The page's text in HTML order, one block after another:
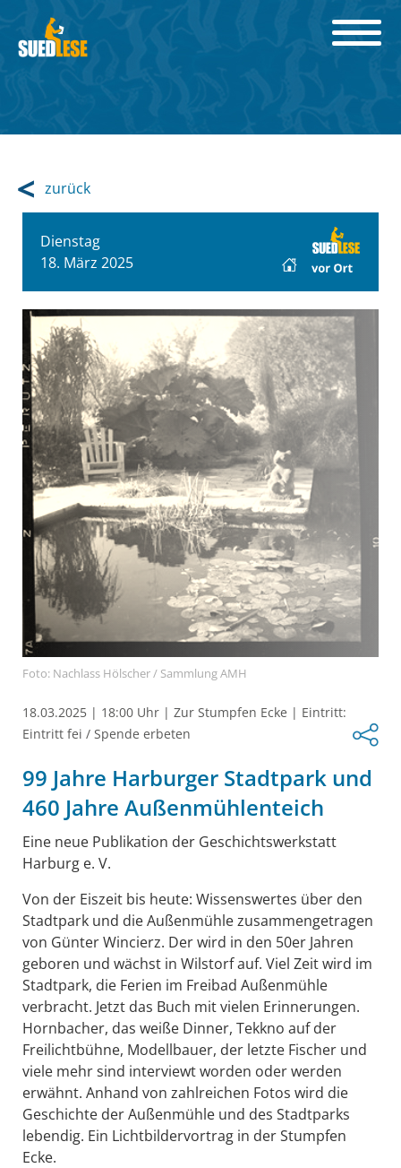
zurück
Dienstag
18. März 2025
Foto: Nachlass Hölscher / Sammlung AMH
18.03.2025 | 18:00 Uhr | Zur Stumpfen Ecke | Eintritt:
Eintritt fei / Spende erbeten
99 Jahre Harburger Stadtpark und
460 Jahre Außenmühlenteich
Eine neue Publikation der Geschichtswerkstatt
Harburg e. V.
Von der Eiszeit bis heute: Wissenswertes über den
Stadtpark und die Außenmühle zusammengetragen
von Günter Wincierz. Der wird in den 50er Jahren
geboren und wächst in Wilstorf auf. Viel Zeit wird im
Stadtpark, die Ferien im Freibad Außenmühle
verbracht. Jetzt das Buch mit vielen Erinnerungen.
Hornbacher, das weiße Dinner, Tekkno auf der
Freilichtbühne, Modellbauer, der letzte Fischer und
viele mehr sind interviewt worden oder werden
erwähnt. Anhand von zahlreichen Fotos wird die
Geschichte der Außenmühle und des Stadtparks
lebendig. Ein Lichtbildervortrag in der Stumpfen
Ecke.